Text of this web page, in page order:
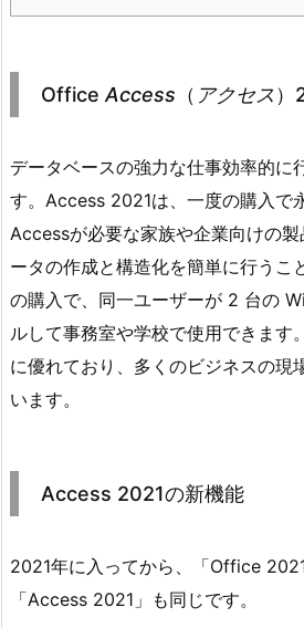
Office Access （ アクセス
データベースの強力な仕事効率的に
す。Access 2021は、一度の購入で
Accessが必要な家族や企業向けの
ータの作成と構造化を簡単に行うこ
の購入で、同一ユーザーが 2 台の
ルして事務室や学校で使用できます
に優れており、多くのビジネスの現
います。
Access 2021の新機能
2021年に入ってから、「Office
「Access 2021」も同じです。